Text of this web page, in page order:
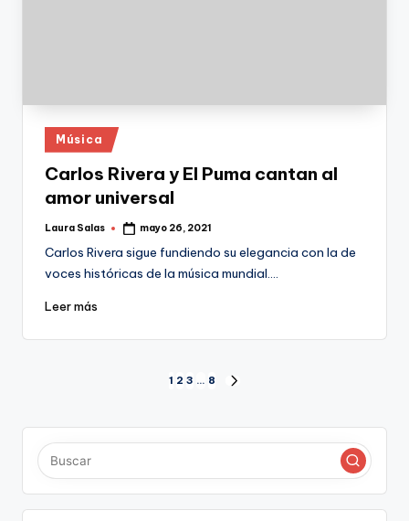
Publicado
en
Música
Carlos Rivera y El Puma cantan al
amor universal
Publicado
Laura Salas mayo 26, 2021
Carlos Rivera sigue fundiendo su elegancia con la de
voces históricas de la música mundial.…
Leer más
Paginación
de
entradas
1 2 3 … 8